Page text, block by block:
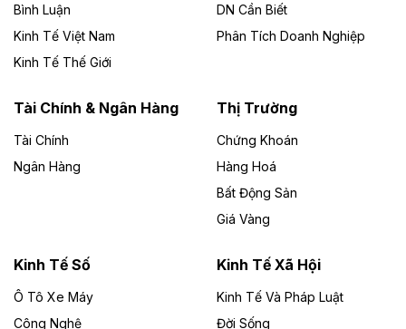
Theo vietnamfinance.vn
Đức Long Gia Lai mở rộng ‘hệ sinh thái’
Lai
Bốn doanh nghiệp có sự góp vốn của Công ty Cổ
phần Tập đoàn Đức Long Gia Lai (HoSE: DLG) được
Gia Lai với tổng vốn hơn 4.750 tỷ đồng.
Đồng Nai cho thuê gần 59 ha đất làm khu
công nghiệp ở Long Thành
UBND TP Đồng Nai cho Công ty Amata thuê gần 59 ha
Bình Luận
Kinh Tế Việt Nam
Kinh Tế Thế Giới
DN Cần Biết
Phân Tích Doanh Nghiệp
Tài Chính & Ngân Hàng
Tài Chính
Ngân Hàng
Thị Trường
Chứng Khoán
Hàng Hoá
Bất Động Sản
Giá Vàng
Kinh Tế Số
Ô Tô Xe Máy
Công Nghệ
Kinh Tế Xã Hội
Kinh Tế Và Pháp Luật
Đời Sống